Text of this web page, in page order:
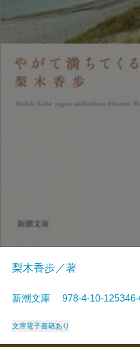
梨木香歩／著
新潮文庫 978-4-10-
文庫電子書籍あり